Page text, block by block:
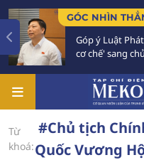
GÓC NHÌN
Góp ý Luật
cơ chế' sang
Từ
khoá:
#Chủ tịch
Quốc Vương